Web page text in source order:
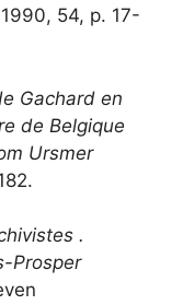
54, p. 17-
Gachard en
de Belgique
Ursmer
.
Prosper